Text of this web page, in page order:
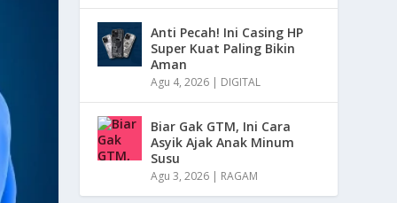
Anti Pecah! Ini Casing HP
Super Kuat Paling Bikin
Aman
Agu 4, 2026 | DIGITAL
Biar Gak GTM, Ini Cara
Asyik Ajak Anak Minum
Susu
Agu 3, 2026 | RAGAM